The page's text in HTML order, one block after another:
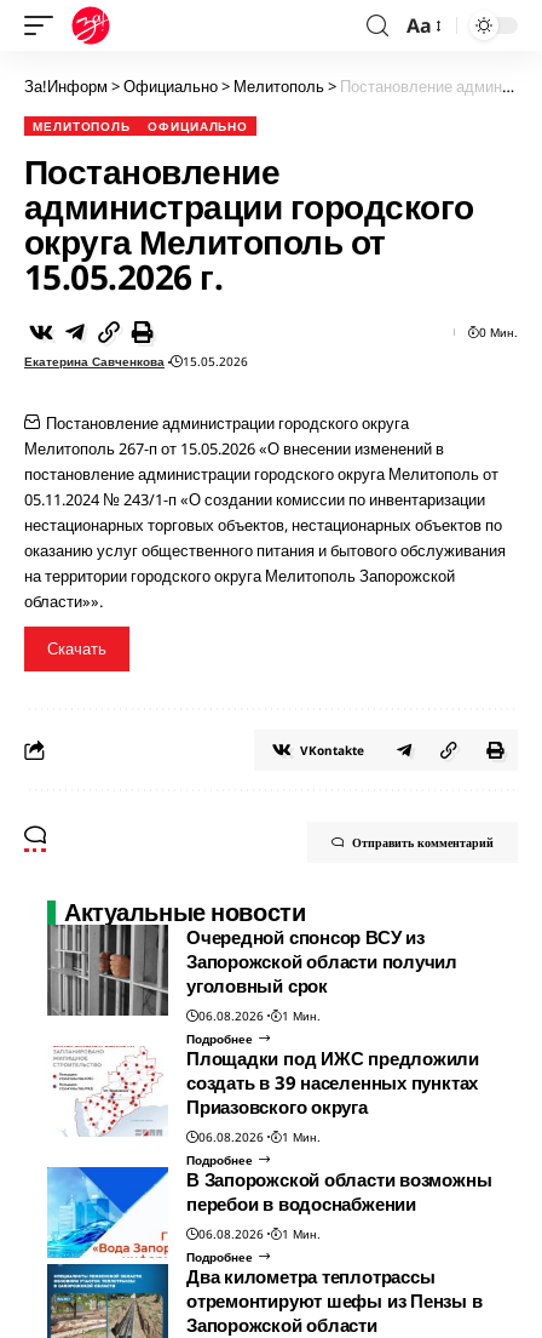
Aa
За!Информ >Официально> Мелитополь> Постановление администрации городского округа Мелитополь от 15.05.2026 г.
МЕЛИТОПОЛЬ ОФИЦИАЛЬНО
Постановление
администрации городского
округа Мелитополь от
15.05.2026 г.
Екатерина Савченкова 15.05.2026
0 Мин.
Постановление администрации городского округа
Мелитополь 267-п от 15.05.2026 «О внесении изменений в
постановление администрации городского округа Мелитополь от
05.11.2024 № 243/1-п «О создании комиссии по инвентаризации
нестационарных торговых объектов, нестационарных объектов по
оказанию услуг общественного питания и бытового обслуживания
на территории городского округа Мелитополь Запорожской
области»».
Скачать
VKontakte
Отправить комментарий
Актуальные новости
Очередной спонсор ВСУ из
Запорожской области получил
уголовный срок
06.08.2026
1 Мин.
Подробнее
Площадки под ИЖС предложили
создать в 39 населенных пунктах
Приазовского округа
06.08.2026
1 Мин.
Подробнее
В Запорожской области возможны
перебои в водоснабжении
06.08.2026
1 Мин.
Подробнее
Два километра теплотрассы
отремонтируют шефы из Пензы в
Запорожской области